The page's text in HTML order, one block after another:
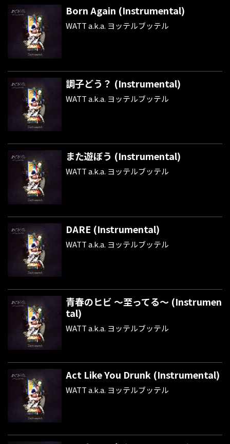
Born Again (Instrumental)
WATT a.k.a. ヨッテルブッテル
調子どう？ (Instrumental)
WATT a.k.a. ヨッテルブッテル
また遊ぼう (Instrumental)
WATT a.k.a. ヨッテルブッテル
DARE (Instrumental)
WATT a.k.a. ヨッテルブッテル
青春のヒビ ～至ってる～ (Instrumen
tal)
WATT a.k.a. ヨッテルブッテル
Act Like You Drunk (Instrumental)
WATT a.k.a. ヨッテルブッテル